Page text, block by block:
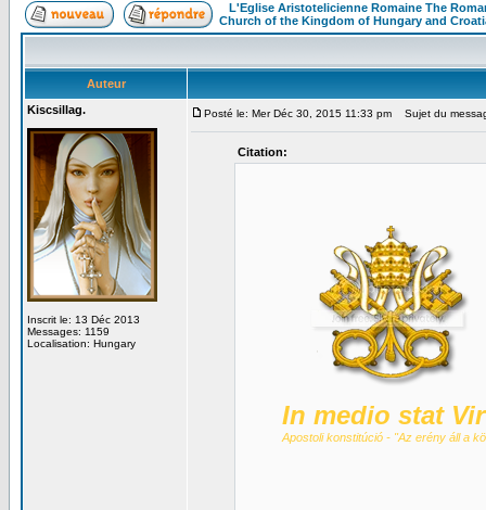
L'Eglise Aristotelicienne Romaine The
Church of the Kingdom of Hungary and
Auteur
Kiscsillag.
Inscrit le: 13 Déc 2013
Messages: 1159
Localisation: Hungary
Posté le: Mer Déc 30, 2015 11:33 pm Sujet du
Citation:
In medio stat
Apostoli konstitúció - "Az erény áll a